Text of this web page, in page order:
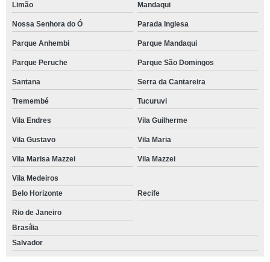
Limão Mandaqui
Nossa Senhora do Ó Parada Inglesa
Parque Anhembi Parque Mandaqui
Parque Peruche Parque São Domingos
Santana Serra da Cantareira
Tremembé Tucuruvi
Vila Endres Vila Guilherme
Vila Gustavo Vila Maria
Vila Marisa Mazzei Vila Mazzei
Vila Medeiros
Belo Horizonte
Recife
Rio de Janeiro
Brasília
Salvador